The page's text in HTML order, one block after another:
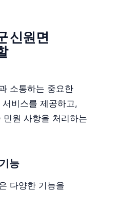
신원면
소통하는 중요한
서비스를 제공하고,
원 사항을 처리하는
능
다양한 기능을